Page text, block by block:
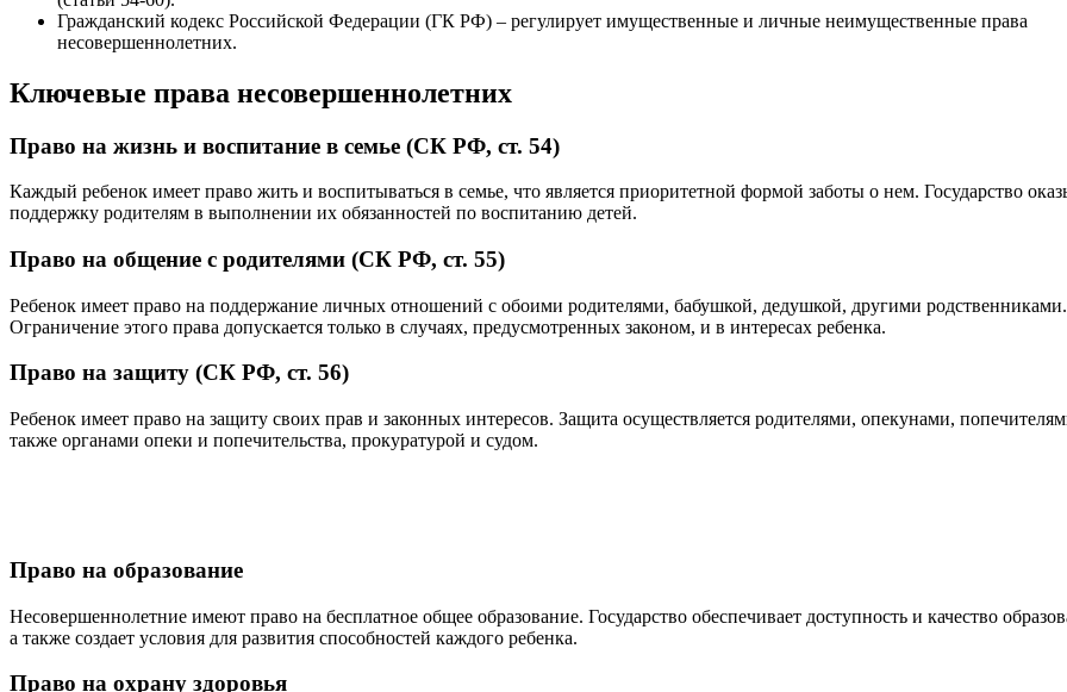
Гражданский кодекс Российской Федерации (ГК РФ) – регулирует имущественные и личные неимущественные права
несовершеннолетних.
Ключевые права несовершеннолетних
Право на жизнь и воспитание в семье (СК РФ, ст. 54)
Каждый ребенок имеет право жить и воспитываться в семье, что является приоритетной формой заботы о нем. Государство
поддержку родителям в выполнении их обязанностей по воспитанию детей.
Право на общение с родителями (СК РФ, ст. 55)
Ребенок имеет право на поддержание личных отношений с обоими родителями, бабушкой, дедушкой, другими родственниками.
Ограничение этого права допускается только в случаях, предусмотренных законом, и в интересах ребенка.
Право на защиту (СК РФ, ст. 56)
Ребенок имеет право на защиту своих прав и законных интересов. Защита осуществляется родителями, опекунами,
также органами опеки и попечительства, прокуратурой и судом.
Право на образование
Несовершеннолетние имеют право на бесплатное общее образование. Государство обеспечивает доступность и качество
а также создает условия для развития способностей каждого ребенка.
Право на охрану здоровья